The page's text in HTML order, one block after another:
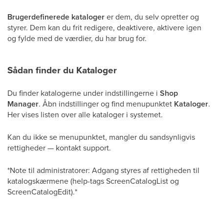
Brugerdefinerede katalogerer dem, du selv opretter og
styrer. Dem kan du frit redigere, deaktivere, aktivere igen
og fylde med de værdier, du har brug for.
Sådan finder du Kataloger
Du finder katalogerne under indstillingerne i Shop
Manager. Åbn indstillinger og find menupunktet Kataloger.
Her vises listen over alle kataloger i systemet.
Kan du ikke se menupunktet, mangler du sandsynligvis
rettigheder — kontakt support.
*Note til administratorer: Adgang styres af rettigheden til
katalogskærmene (help-tags ScreenCatalogList og
ScreenCatalogEdit).*